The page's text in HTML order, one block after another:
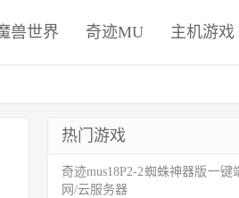
兽世界 奇迹MU 主机游戏
热门游戏
奇迹mus18P2-2蜘蛛神器版一
网/云服务器